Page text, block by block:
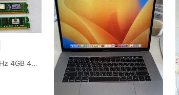
RAM DDR3 1600MHz 4GB 4 ตัว 8GB 1 ตัว